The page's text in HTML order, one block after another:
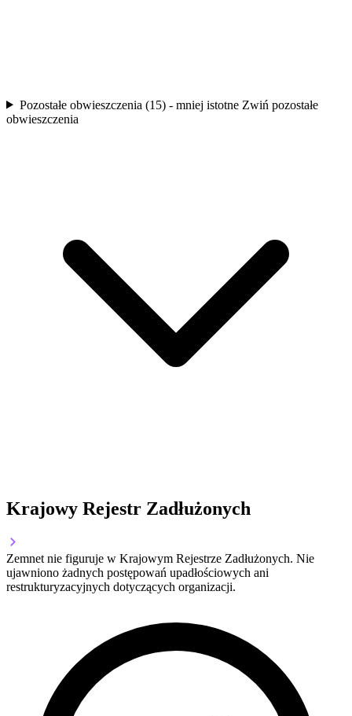
Pozostałe obwieszczenia (15) - mniej istotne Zwiń pozostałe
obwieszczenia
Krajowy Rejestr Zadłużonych
Zemnet nie figuruje w Krajowym Rejestrze Zadłużonych. Nie
ujawniono żadnych postępowań upadłościowych ani
restrukturyzacyjnych dotyczących organizacji.